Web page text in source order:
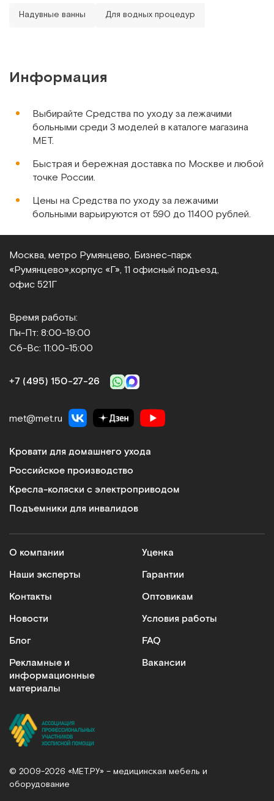
Airlaid & PE foil, Дания
Рукавицы для сухого мытья с полиэтиленовым экраном,
50 шт в упаковке
Под заказАрт.10450
Сравнить
Dr.Fischer
Под заказАрт.
Сравнить
500 мл
Лосьон для мытья без воды. 500 мл, пр-во Дания
Надувные ванны Для водных процедур
Информация
Выбирайте Средства по уходу за лежачими
больными среди 3 моделей в каталоге магазина
МЕТ.
Быстрая и бережная доставка по Москве и любой
точке России.
Цены на Средства по уходу за лежачими
больными варьируются от 590 до 11400 рублей.
Москва, метро Румянцево, Бизнес‑парк
«Румянцево», корпус «Г», 11 офисный подъезд,
офис 521Г
Время работы:
Пн-Пт: 8:00-19:00
Сб-Вс: 11:00-15:00
+7 (495) 150‑27‑26
met@met.ru
Кровати для домашнего ухода
Российское производство
Кресла-коляски с электроприводом
Подъемники для инвалидов
О компании
Наши эксперты
Контакты
Новости
Блог
Рекламные и
информационные
материалы
Уценка
Гарантии
Оптовикам
Условия работы
FAQ
Вакансии
© 2009-2026 «МЕТ.РУ» – медицинская мебель и
оборудование